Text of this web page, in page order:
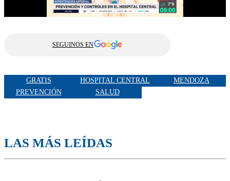
SEGUINOS EN
GRATIS HOSPITAL CENTRAL
MENDOZA
PREVENCIÓN
SALUD
LAS MÁS LEÍDAS